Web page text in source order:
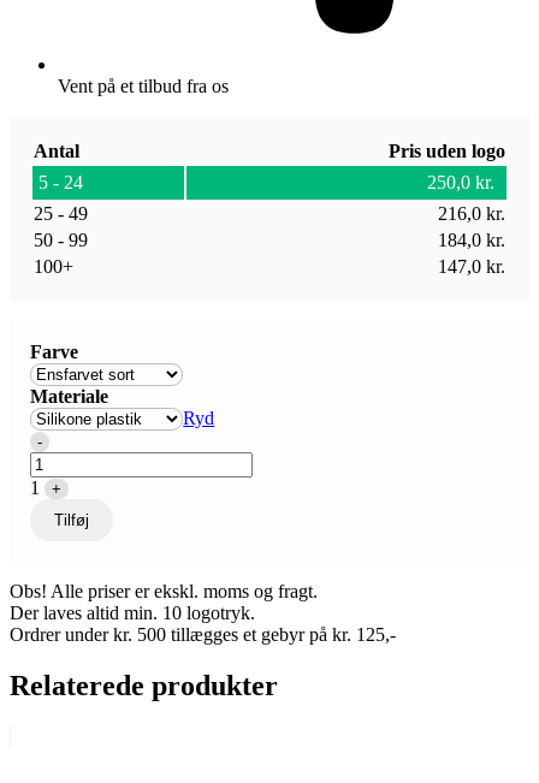
Vent på et tilbud fra os
Antal
Pris uden logo
5 - 24
250,0 kr.
25 - 49
216,0 kr.
50 - 99
184,0 kr.
100+
147,0 kr.
Farve
Materiale
Ryd
Quantity
-
1
+
Tilføj
Obs! Alle priser er ekskl. moms og fragt.
Der laves altid min. 10 logotryk.
Ordrer under kr. 500 tillægges et gebyr på kr. 125,-
Relaterede produkter